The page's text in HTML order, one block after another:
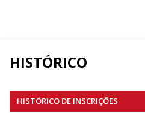
HISTÓRICO
HISTÓRICO DE INSCRIÇÕES